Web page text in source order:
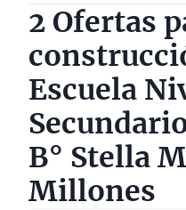
2 Ofertas
Escuela
B° Stella
Millones